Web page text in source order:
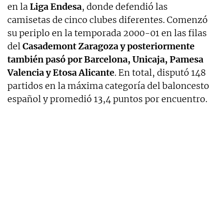
en laLiga Endesa, donde defendió las
camisetas de cinco clubes diferentes. Comenzó
su periplo en la temporada 2000-01 en las filas
delCasademont Zaragoza y posteriormente
también pasó por Barcelona, Unicaja, Pamesa
Valencia y Etosa Alicante. En total, disputó 148
partidos en la máxima categoría del baloncesto
español y promedió 13,4 puntos por encuentro.